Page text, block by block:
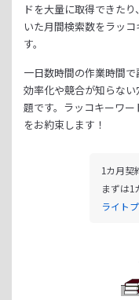
ドを大量に取得できたり、
いた月間検索数をラッ
す。
一日数時間の作業時間で
効率化や競合が知らな
題です。 ラッコキーワ
をお約束します！
1カ月契
まずは1
ライト